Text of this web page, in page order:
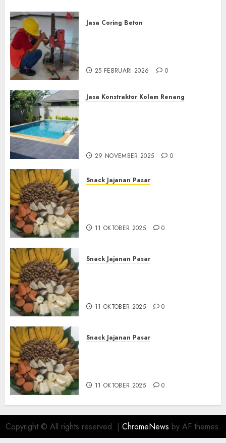
Jasa Coring Beton
25 FEBRUARI 2026 0
Jasa Konstraktor Kolam Renang
29 NOVEMBER 2025 0
Snack Jajanan Pasar
11 OKTOBER 2025 0
Snack Jajanan Pasar
11 OKTOBER 2025 0
Snack Jajanan Pasar
11 OKTOBER 2025 0
Copyright © All rights reserved. | ChromeNews by AF themes.